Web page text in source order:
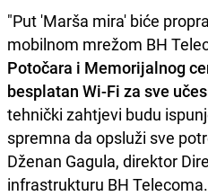
"Put 'Marša mira' biće
mobilnom mrežom BH
Potočara i Memorijalnog
besplatan Wi-Fi za sve
tehnički zahtjevi budu
spremna da opsluži sve
Dženan Gagula, direktor
infrastrukturu BH Telecoma.